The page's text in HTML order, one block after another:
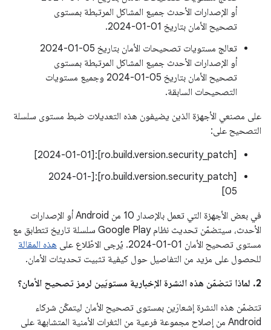
أو الإصدارات الأحدث جميع المشاكل المرتبطة بمستوى
تصحيح الأمان بتاريخ 01‏-01‏-2024.
تعالج مستويات تصحيحات الأمان بتاريخ 05‏-01‏-2024
أو الإصدارات الأحدث جميع المشاكل المرتبطة بمستوى
تصحيح الأمان بتاريخ 05‏-01‏-2024 وجميع مستويات
التصحيحات السابقة.
على مصنعي الأجهزة الذين يضيفون هذه التعديلات ضبط مستوى سلسلة
التصحيح على:
[ro.build.version.security_patch]:[2024-01-01]
[ro.build.version.security_patch]:[2024-01-
05]
في بعض الأجهزة التي تعمل بالإصدار 10 من Android أو الإصدارات
الأحدث، سيتضمّن تحديث نظام Google Play سلسلة تاريخ تتطابق مع
مستوى تصحيح الأمان ‎2024-01-01. يُرجى الاطّلاع على
هذه المقالة
للحصول على مزيد من التفاصيل حول كيفية تثبيت تحديثات الأمان.
2. لماذا تتضمّن هذه النشرة الإخبارية مستويَين لرمز تصحيح الأمان؟
تتضمّن هذه النشرة إشعارَين بمستوى تصحيح الأمان ليتمكّن شركاء
Android من إصلاح مجموعة فرعية من الثغرات الأمنية المتشابهة على